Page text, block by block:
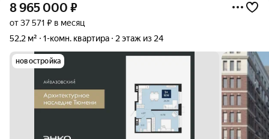
8 965 000 ₽
от 37 571 ₽ в месяц
52,2 м²
1-комн. квартира 2 этаж из 24
новостройка